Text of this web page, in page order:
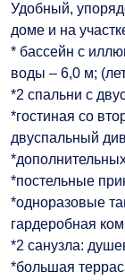
Удобный,
доме и на
* бассейн с
воды – 6,0 м;
*2 спальни с
*гостиная со
двуспальный
*постельные
*одноразовые
гардеробная
*2 санузла:
*большая